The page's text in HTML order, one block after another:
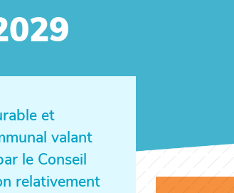
et
valant
le Conseil
relativement